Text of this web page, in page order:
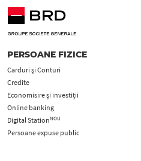
PERSOANE FIZICE
Carduri şi Conturi
Credite
Economisire și investiții
Online banking
Digital StationNOU
Persoane expuse public